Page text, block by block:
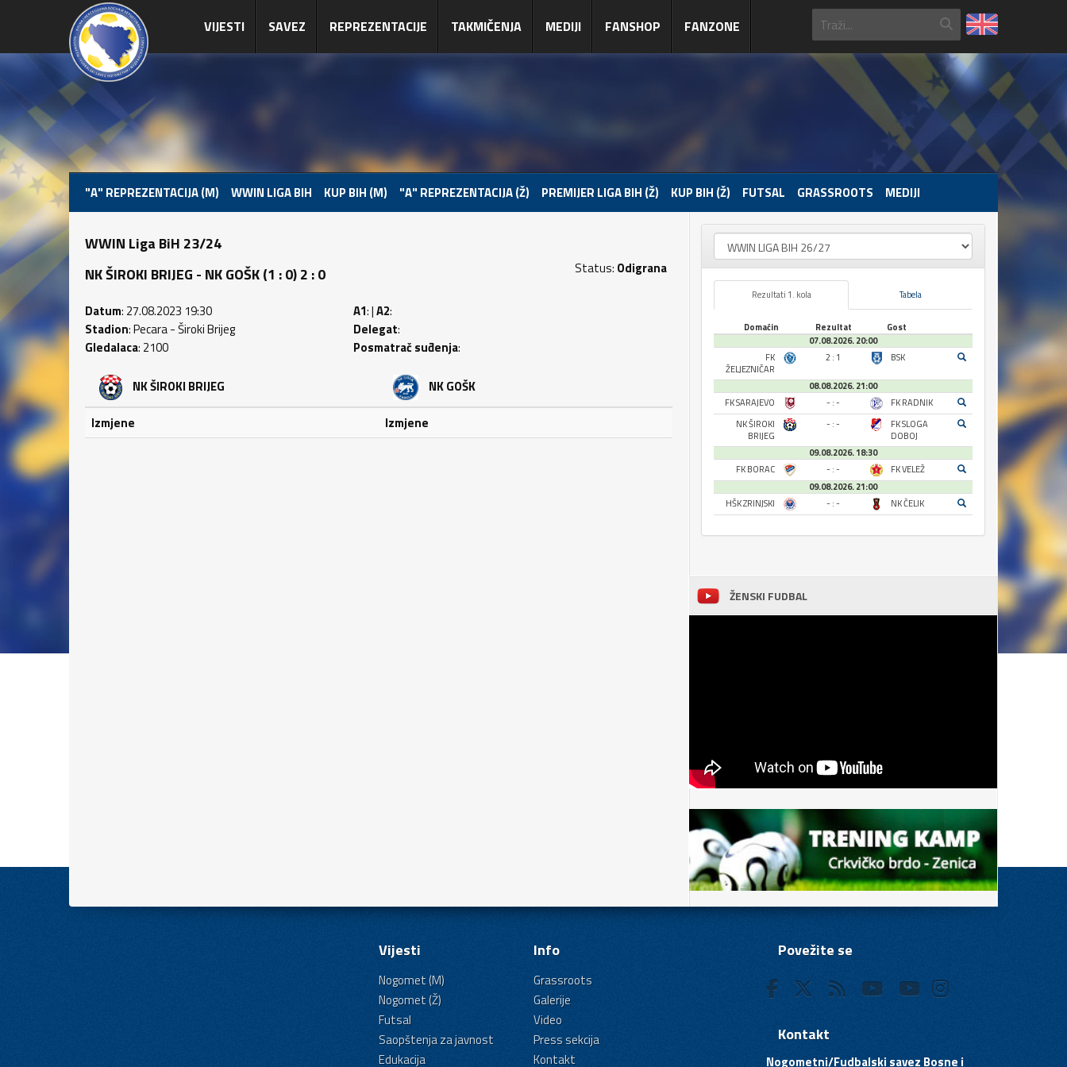
VIJESTI SAVEZ REPREZENTACIJE TAKMIČENJA MEDIJI FANSHOP FANZONE
"A" REPREZENTACIJA (M) WWIN LIGA BIH KUP BIH (M) "A" REPREZENTACIJA (Ž) PREMIJER LIGA BIH (Ž) KUP BIH (Ž) FUTSAL GRASSROOTS MEDIJI
WWIN Liga BiH 23/24
NK ŠIROKI BRIJEG - NK GOŠK (1 : 0) 2 : 0
Status: Odigrana
Datum: 27.08.2023 19:30
Stadion: Pecara - Široki Brijeg
Gledalaca: 2100
A1: |A2:
Delegat:
Posmatrač suđenja:
NK ŠIROKI BRIJEG
Izmjene
NK GOŠK
Izmjene
Rezultati 1. kola Tabela
Domaćin Rezultat
Gost
07.08.2026. 20:00
FK
ŽELJEZNIČAR
2 : 1 BSK
08.08.2026. 21:00
FK SARAJEVO
- : -
FK RADNIK
NK ŠIROKI
BRIJEG
- : -
FK SLOGA
DOBOJ
09.08.2026. 18:30
FK BORAC
- : -
FK VELEŽ
09.08.2026. 21:00
HŠK ZRINJSKI
- : - NK ČELIK
ŽENSKI FUDBAL
Vijesti
Nogomet (M)
Nogomet (Ž)
Futsal
Saopštenja za javnost
Edukacija
Info
Grassroots
Galerije
Video
Press sekcija
Kontakt
Povežite se
Kontakt
Nogometni/Fudbalski savez Bosne i